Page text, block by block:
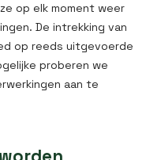
op elk moment weer
De intrekking van
op reeds uitgevoerde
proberen we
aan te